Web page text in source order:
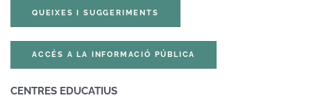
QUEIXES I SUGGERIMENTS
ACCÉS A LA INFORMACIÓ PÚBLICA
CENTRES EDUCATIUS